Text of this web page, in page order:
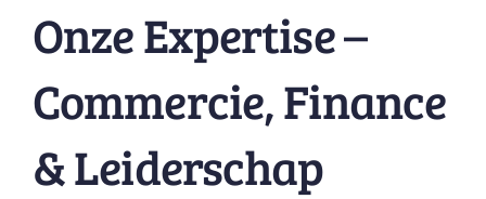
Onze Expertise –
Commercie, Finance
& Leiderschap